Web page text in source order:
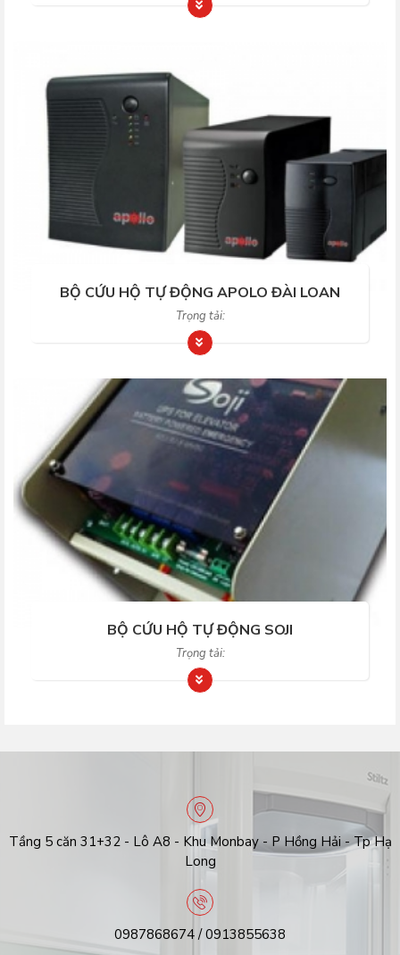
BỘ CỨU HỘ TỰ ĐỘNG APOLO ĐÀI LOAN
Trọng tải:
BỘ CỨU HỘ TỰ ĐỘNG SOJI
Trọng tải:
Tầng 5 căn 31+32 - Lô A8 - Khu Monbay - P Hồng Hải - Tp Hạ
Long
0987868674 / 0913855638